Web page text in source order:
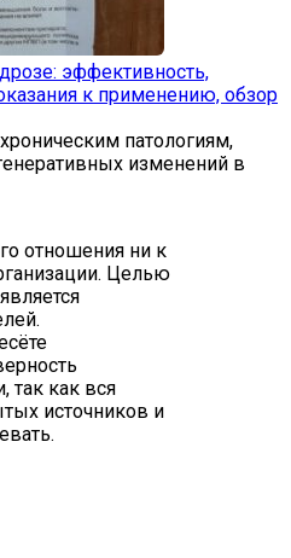
эффективность,
к применению, обзор
патологиям,
изменений в
отношения ни к
Целью
так как вся
источников и